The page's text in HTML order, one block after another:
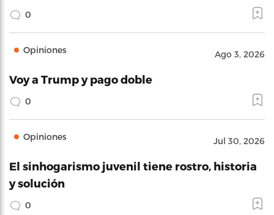
0
Opiniones Ago 3, 2026
Voy a Trump y pago doble
0
Opiniones Jul 30, 2026
El sinhogarismo juvenil tiene rostro, historia
y solución
0